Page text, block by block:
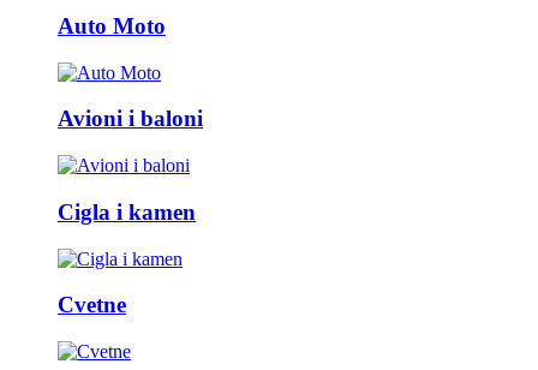
Auto Moto
Avioni i baloni
Cigla i kamen
Cvetne